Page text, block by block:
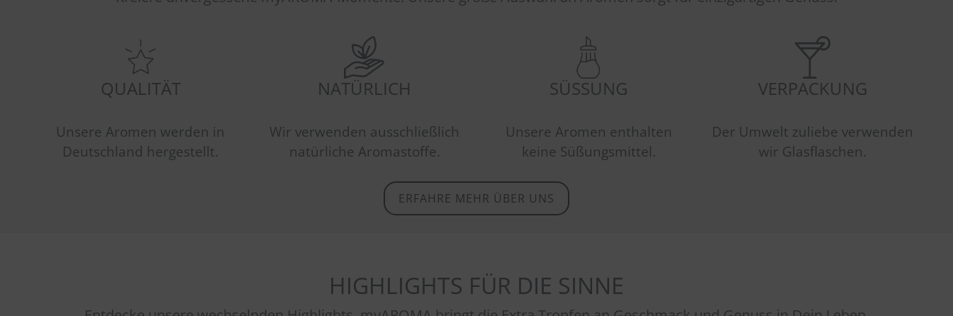
QUALITÄT
Unsere Aromen werden in
Deutschland hergestellt.
NATÜRLICH
Wir verwenden ausschließlich
natürliche Aromastoffe.
SÜSSUNG
Unsere Aromen enthalten
keine Süßungsmittel.
VERPACKUNG
Der Umwelt zuliebe verwenden
wir Glasflaschen.
ERFAHRE MEHR ÜBER UNS
HIGHLIGHTS FÜR DIE SINNE